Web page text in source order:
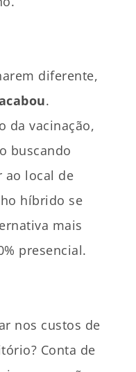
diferente,
.
da vacinação,
buscando
ao local de
híbrido se
mais
presencial.
nos custos de
Conta de